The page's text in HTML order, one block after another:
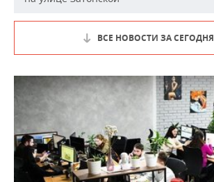
ВСЕ НОВОСТИ ЗА СЕГОДНЯ